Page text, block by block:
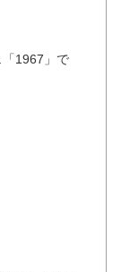
1967」で